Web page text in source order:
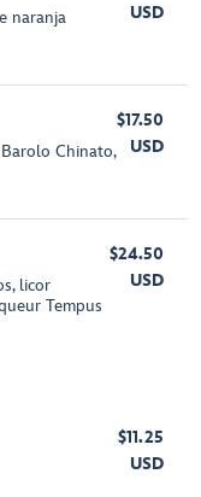
naranja
USD
Chinato,
$17.50
USD
licor
Tempus
$24.50
USD
$11.25
USD